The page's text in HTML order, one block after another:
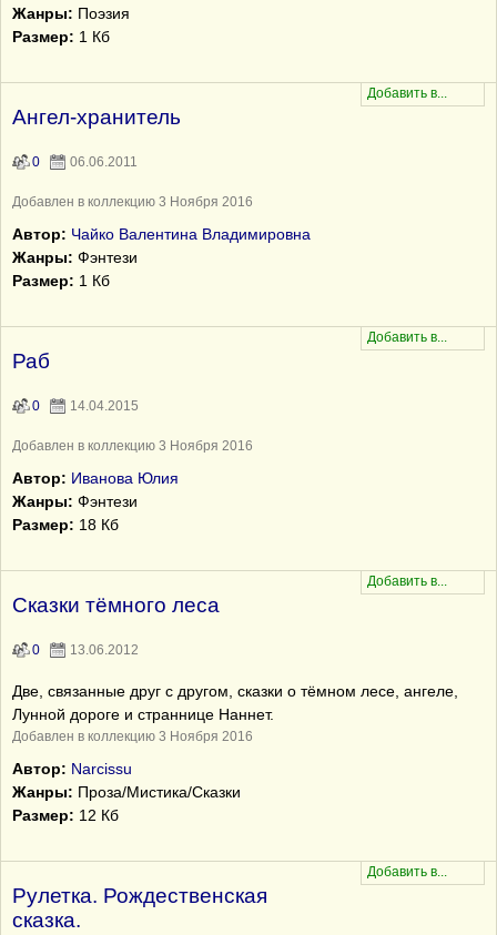
Жанры: Поэзия
Размер: 1 Кб
Ангел-хранитель
0 06.06.2011
Добавлен в коллекцию 3 Ноября 2016
Автор: Чайко Валентина Владимировна
Жанры: Фэнтези
Размер: 1 Кб
Раб
0 14.04.2015
Добавлен в коллекцию 3 Ноября 2016
Автор: Иванова Юлия
Жанры: Фэнтези
Размер: 18 Кб
Сказки тёмного леса
0 13.06.2012
Две, связанные друг с другом, сказки о тёмном лесе, ангеле,
Лунной дороге и страннице Наннет.
Добавлен в коллекцию 3 Ноября 2016
Автор: Narcissu
Жанры: Проза/Мистика/Сказки
Размер: 12 Кб
Рулетка. Рождественская
сказка.